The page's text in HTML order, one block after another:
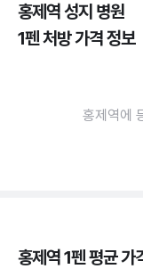
홍제역 성지 병원
1펜 처방 가격 정보
홍제역에
홍제역 1펜 평균